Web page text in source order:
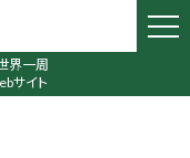
界一周
サイト